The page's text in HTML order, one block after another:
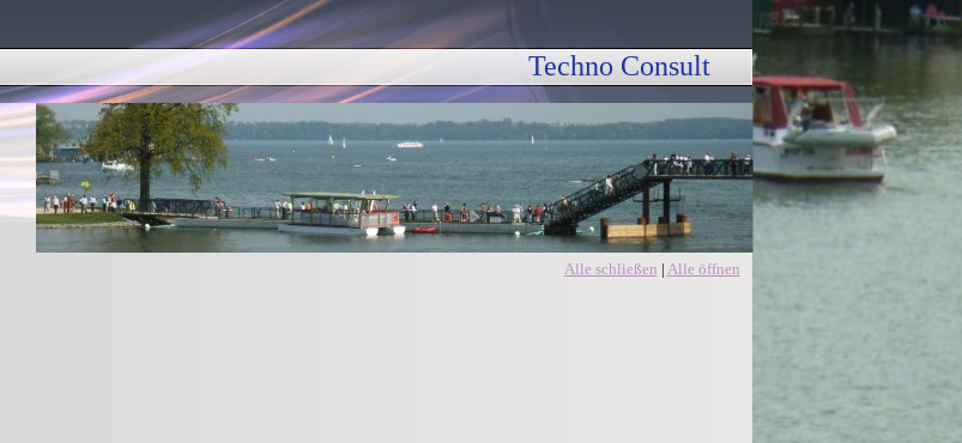
Techno Consult
Alle schließen | Alle öffnen